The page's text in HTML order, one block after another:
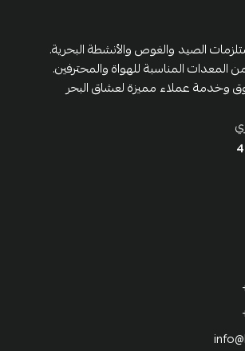
الصيد والغوص والأنشطة البحرية.
المناسبة للهواة والمحترفين.
وخدمة عملاء مميزة لعشاق البحر